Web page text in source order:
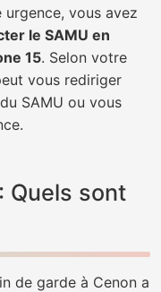
vous avez
le SAMU en
15. Selon votre
vous rediriger
SAMU ou vous
Quels sont
de garde à Cenon a